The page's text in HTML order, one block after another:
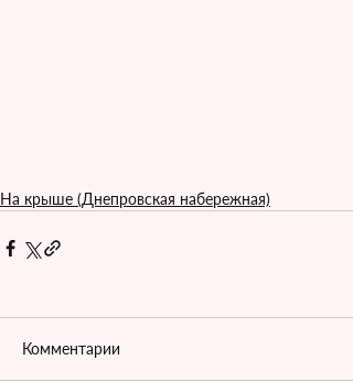
На крыше (Днепровская набережная)
Комментарии